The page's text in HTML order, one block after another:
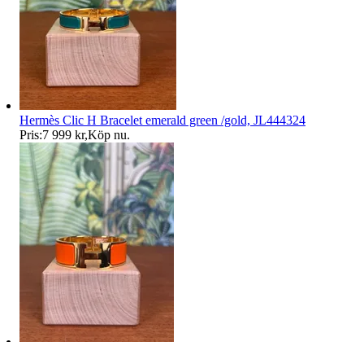
Hermès Clic H Bracelet emerald green /gold, JL444324
Pris:7 999 kr,Köp nu.